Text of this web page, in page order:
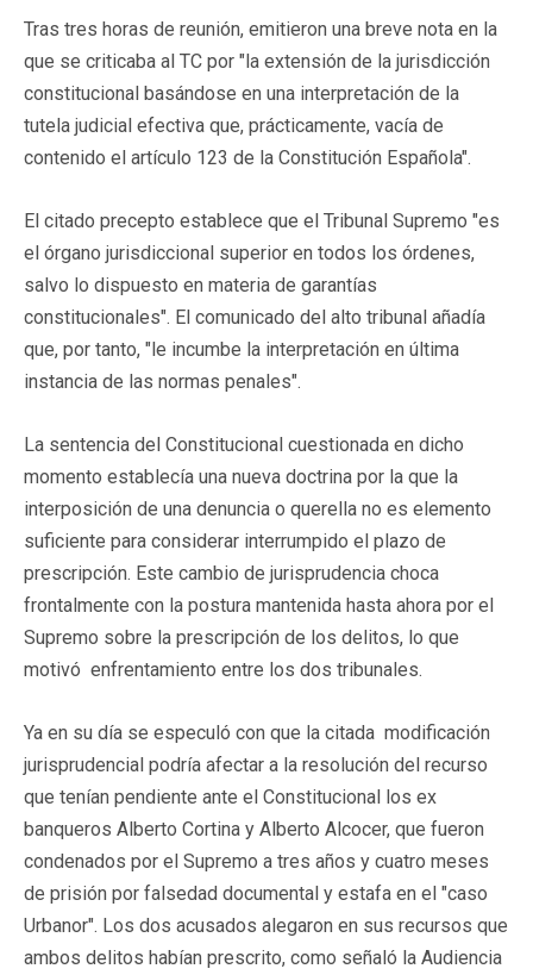
Tras tres horas de reunión, emitieron una breve nota en la
que se criticaba al TC por "la extensión de la jurisdicción
constitucional basándose en una interpretación de la
tutela judicial efectiva que, prácticamente, vacía de
contenido el artículo 123 de la Constitución Española".
El citado precepto establece que el Tribunal Supremo "es
el órgano jurisdiccional superior en todos los órdenes,
salvo lo dispuesto en materia de garantías
constitucionales". El comunicado del alto tribunal añadía
que, por tanto, "le incumbe la interpretación en última
instancia de las normas penales".
La sentencia del Constitucional cuestionada en dicho
momento establecía una nueva doctrina por la que la
interposición de una denuncia o querella no es elemento
suficiente para considerar interrumpido el plazo de
prescripción. Este cambio de jurisprudencia choca
frontalmente con la postura mantenida hasta ahora por el
Supremo sobre la prescripción de los delitos, lo que
motivó enfrentamiento entre los dos tribunales.
Ya en su día se especuló con que la citada modificación
jurisprudencial podría afectar a la resolución del recurso
que tenían pendiente ante el Constitucional los ex
banqueros Alberto Cortina y Alberto Alcocer, que fueron
condenados por el Supremo a tres años y cuatro meses
de prisión por falsedad documental y estafa en el "caso
Urbanor". Los dos acusados alegaron en sus recursos que
ambos delitos habían prescrito, como señaló la Audiencia